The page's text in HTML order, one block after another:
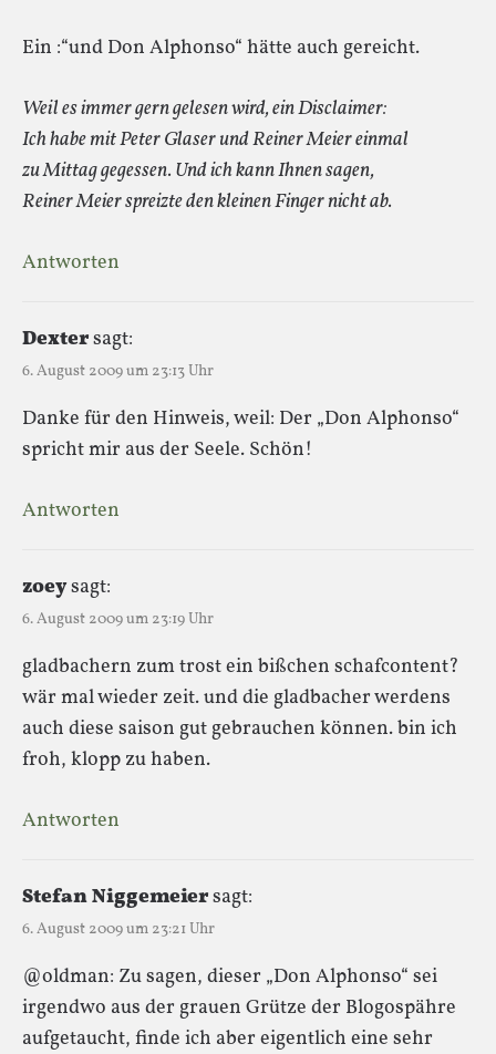
Ein :“und Don Alphonso“ hätte auch gereicht.
Weil es immer gern gelesen wird, ein Disclaimer:
Ich habe mit Peter Glaser und Reiner Meier einmal
zu Mittag gegessen. Und ich kann Ihnen sagen,
Reiner Meier spreizte den kleinen Finger nicht ab.
Antworten
Dextersagt:
6. August 2009 um 23:13 Uhr
Danke für den Hinweis, weil: Der „Don Alphonso“
spricht mir aus der Seele. Schön!
Antworten
zoeysagt:
6. August 2009 um 23:19 Uhr
gladbachern zum trost ein bißchen schafcontent?
wär mal wieder zeit. und die gladbacher werdens
auch diese saison gut gebrauchen können. bin ich
froh, klopp zu haben.
Antworten
Stefan Niggemeiersagt:
6. August 2009 um 23:21 Uhr
@oldman: Zu sagen, dieser „Don Alphonso“ sei
irgendwo aus der grauen Grütze der Blogospähre
aufgetaucht, finde ich aber eigentlich eine sehr